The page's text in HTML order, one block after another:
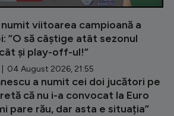
numit viitoarea campioană a
”O să câștige atât sezonul
și play-off-ul!”
| 04 August 2026, 21:55
a numit cei doi jucători pe
că nu i-a convocat la Euro
pare rău, dar asta e situația”